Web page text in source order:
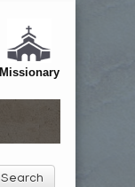
Missionary
Search